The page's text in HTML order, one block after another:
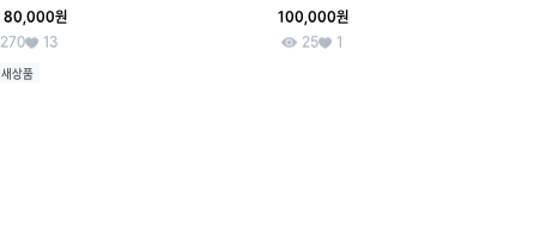
80,000원
270
13
새상품
100,000원
25
1